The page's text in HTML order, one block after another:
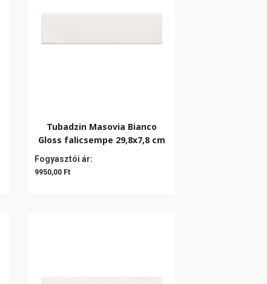
Tubadzin Masovia Bianco
Gloss falicsempe 29,8x7,8 cm
Fogyasztói ár:
9950,00 Ft